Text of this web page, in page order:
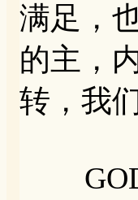
满足，
的主，
转，我
GOD